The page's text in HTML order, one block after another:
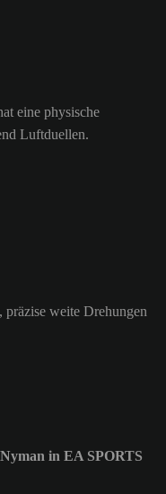
eine physische
Luftduellen.
weite Drehungen
in EA SPORTS